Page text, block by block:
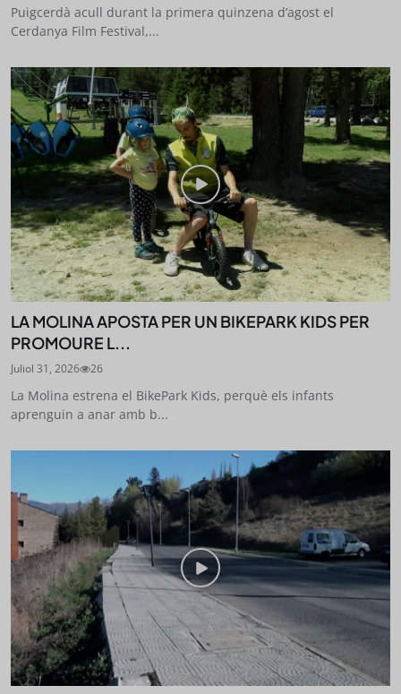
Puigcerdà acull durant la primera quinzena d’agost el
Cerdanya Film Festival,...
LA MOLINA APOSTA PER UN BIKEPARK KIDS PER
PROMOURE L...
Juliol 31, 2026 26
La Molina estrena el BikePark Kids, perquè els infants
aprenguin a anar amb b...